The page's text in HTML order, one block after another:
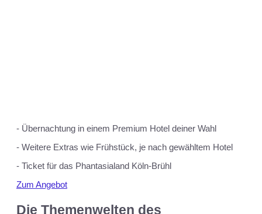
- Übernachtung in einem Premium Hotel deiner Wahl
- Weitere Extras wie Frühstück, je nach gewähltem Hotel
- Ticket für das Phantasialand Köln-Brühl
Zum Angebot
Die Themenwelten des